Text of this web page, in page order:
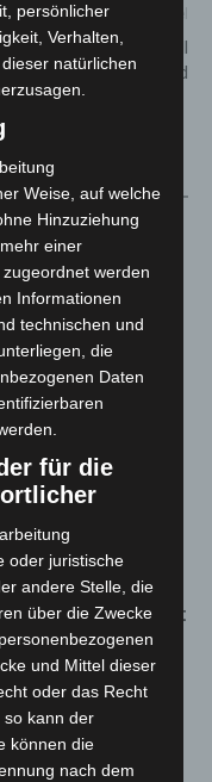
Nächster Artikel
Verkehrsunfall
zwischen Pkw und Kind
Barbara-
ihre Werke im
Isernhagen
startet
West und
aus
entdeckt
Begegnung“ in
eingedämmt
persönlicher
Verhalten,
natürlichen
Weise, auf welche
Hinzuziehung
einer
werden
Informationen
technischen und
die
Daten
für die
oder juristische
andere Stelle, die
über die Zwecke
und Mittel dieser
oder das Recht
kann der
können die
nach dem